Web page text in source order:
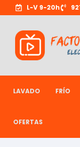
L-V 9-20h
LAVADO FRÍO
OFERTAS